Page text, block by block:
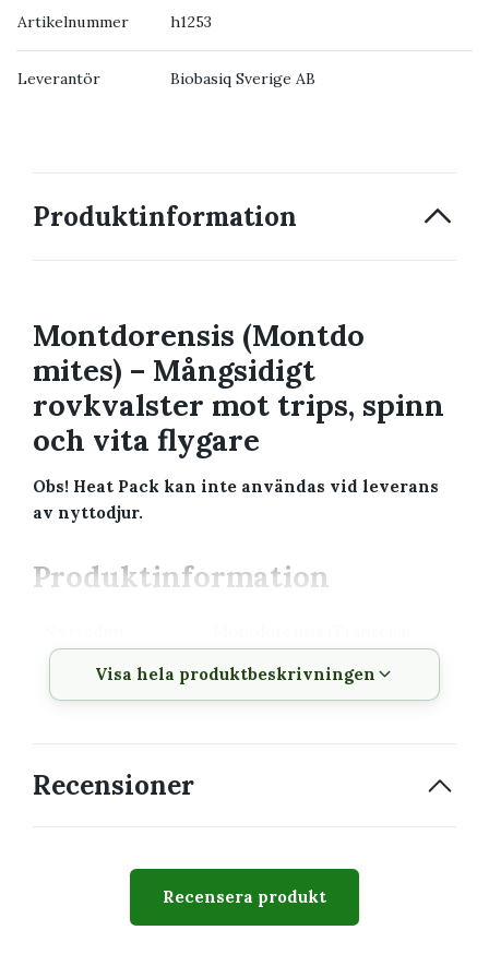
Artikelnummer h1253
Leverantör Biobasiq Sverige AB
Produktinformation
Montdorensis (Montdo
mites) – Mångsidigt
rovkvalster mot trips, spinn
och vita flygare
Obs! Heat Pack kan inte användas vid leverans
av nyttodjur.
Produktinformation
montdorensis)
Bekämpar
Unga tripslarver,
Cirka 250 kvalster vid
leverans; påsen kan
Visa hela produktbeskrivningen
Recensioner
Recensera produkt